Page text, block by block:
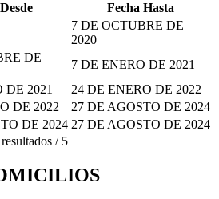
Fecha Hasta
7 DE OCTUBRE DE
2020
DE
7 DE ENERO DE 2021
DE 2021
24 DE ENERO DE 2022
DE 2022
27 DE AGOSTO DE 2024
DE 2024 27 DE AGOSTO DE 2024
resultados / 5